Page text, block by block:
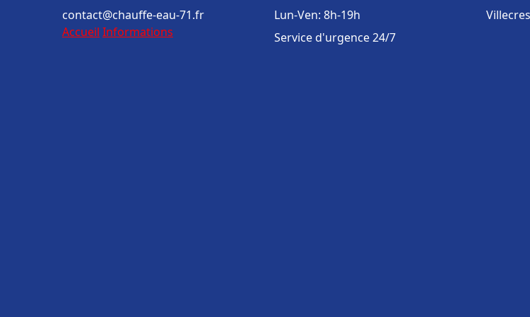
contact@chauffe-eau-71.fr
Accueil Informations
Lun-Ven: 8h-19h
Service d'urgence 24/7